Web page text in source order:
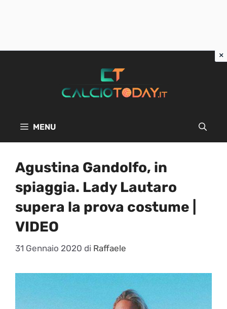
MENU
Agustina Gandolfo, in
spiaggia. Lady Lautaro
supera la prova costume |
VIDEO
31 Gennaio 2020 di Raffaele